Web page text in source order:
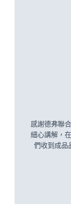
感謝德弗聯
細心講解，
們收到成品